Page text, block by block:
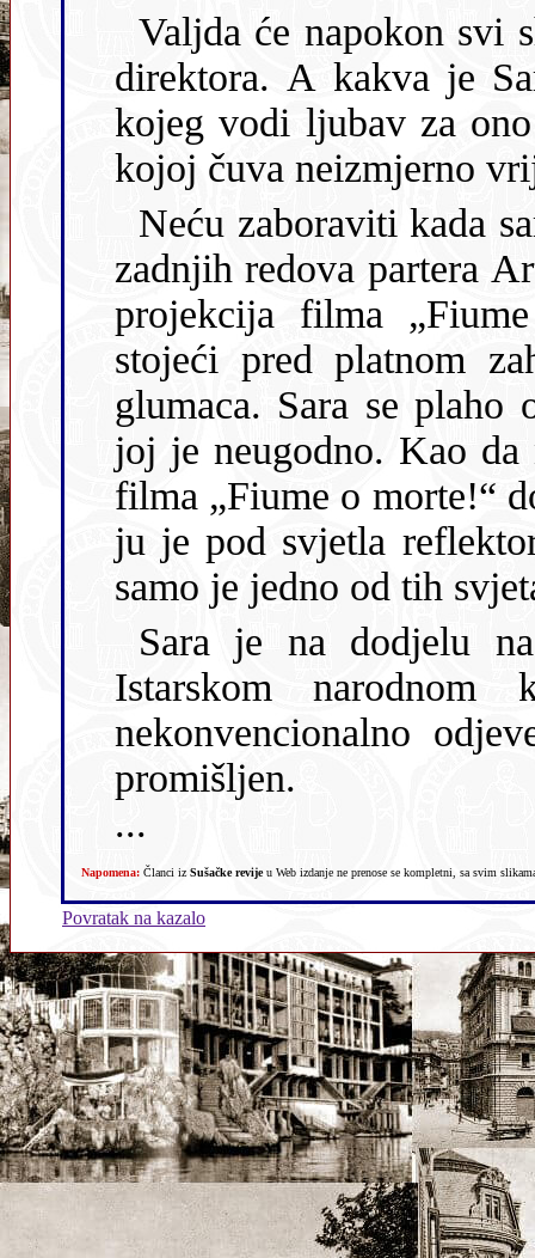
Valjda će napokon svi
direktora. A kakva je
kojeg vodi ljubav za
kojoj čuva neizmjerno
Neću zaboraviti kada
zadnjih redova partera
projekcija filma
stojeći pred platnom
glumaca. Sara se plaho
joj je neugodno. Kao
filma „Fiume o morte!“
ju je pod svjetla
samo je jedno od tih
Sara je na dodjelu
Istarskom
nekonvencionalno
promišljen.
...
Napomena: Članci iz Sušačke revijeu Web izdanje ne prenose se kompletni, sa svim
Povratak na kazalo